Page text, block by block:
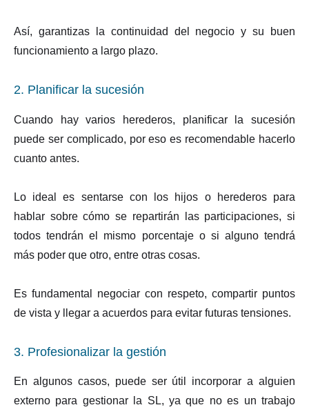
Así, garantizas la continuidad del negocio y su buen
funcionamiento a largo plazo.
2. Planificar la sucesión
Cuando hay varios herederos, planificar la sucesión
puede ser complicado, por eso es recomendable hacerlo
cuanto antes.
Lo ideal es sentarse con los hijos o herederos para
hablar sobre cómo se repartirán las participaciones, si
todos tendrán el mismo porcentaje o si alguno tendrá
más poder que otro, entre otras cosas.
Es fundamental negociar con respeto, compartir puntos
de vista y llegar a acuerdos para evitar futuras tensiones.
3. Profesionalizar la gestión
En algunos casos, puede ser útil incorporar a alguien
externo para gestionar la SL, ya que no es un trabajo